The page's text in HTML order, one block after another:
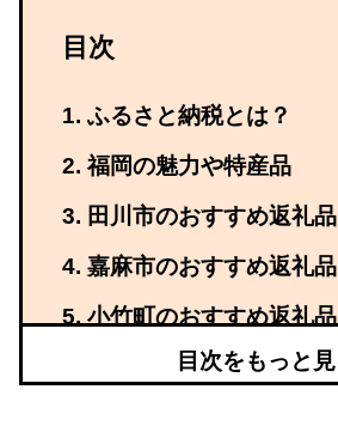
目次
ふるさと納税とは？
福岡の魅力や特産品
田川市のおすすめ返礼品
嘉麻市のおすすめ返礼品
小竹町のおすすめ返礼品